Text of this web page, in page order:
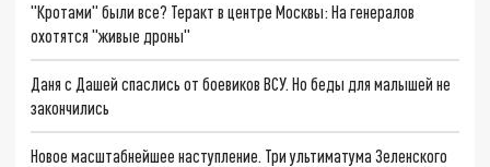
"Кротами" были все? Теракт в центре Москвы: На генералов
охотятся "живые дроны"
Даня с Дашей спаслись от боевиков ВСУ. Но беды для малышей не
закончились
Новое масштабнейшее наступление. Три ультиматума Зеленского